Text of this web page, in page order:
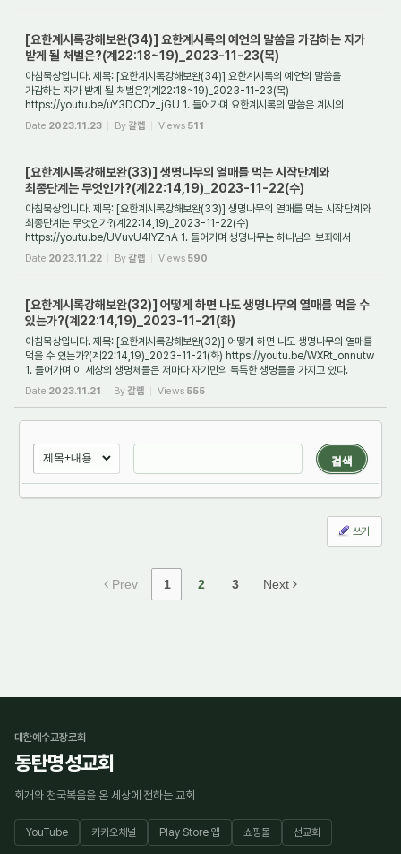
[요한계시록강해보완(34)] 요한계시록의 예언의 말씀을 가감하는 자가
받게 될 처벌은?(계22:18~19)_2023-11-23(목)
아침묵상입니다. 제목: [요한계시록강해보완(34)] 요한계시록의 예언의 말씀을
가감하는 자가 받게 될 처벌은?(계22:18~19)_2023-11-23(목)
https://youtu.be/uY3DCDz_jGU 1. 들어가며 요한계시록의 말씀은 계시의
말씀이다. 왜냐하면 요한계시록 구약성경에 ...
Date 2023.11.23 By갈렙 Views 511
[요한계시록강해보완(33)] 생명나무의 열매를 먹는 시작단계와
최종단계는 무엇인가?(계22:14,19)_2023-11-22(수)
아침묵상입니다. 제목: [요한계시록강해보완(33)] 생명나무의 열매를 먹는 시작단계와
최종단계는 무엇인가?(계22:14,19)_2023-11-22(수)
https://youtu.be/UVuvU4IYZnA 1. 들어가며 생명나무는 하나님의 보좌에서
흘러내리는 생명수를 먹고 과실을 맺는 셋째 ...
Date 2023.11.22 By갈렙 Views 590
[요한계시록강해보완(32)] 어떻게 하면 나도 생명나무의 열매를 먹을 수
있는가?(계22:14,19)_2023-11-21(화)
아침묵상입니다. 제목: [요한계시록강해보완(32)] 어떻게 하면 나도 생명나무의 열매를
먹을 수 있는가?(계22:14,19)_2023-11-21(화) https://youtu.be/WXRt_onnutw
1. 들어가며 이 세상의 생명체들은 저마다 자기만의 독특한 생명들을 가지고 있다.
그래서 식...
Date 2023.11.21 By갈렙 Views 555
검색
쓰기
Prev 1 2 3 Next
대한예수교장로회
동탄명성교회
회개와 천국복음을 온 세상에 전하는 교회
YouTube 카카오채널 Play Store 앱 쇼핑몰 선교회